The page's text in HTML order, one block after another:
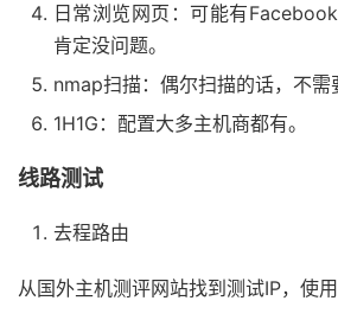
日常浏览网页：可能有
肯定没问题。
nmap扫描：偶尔扫描的话，不需
1H1G：配置大多主机商都有。
线路测试
去程路由
从国外主机测评网站找到测试IP，使